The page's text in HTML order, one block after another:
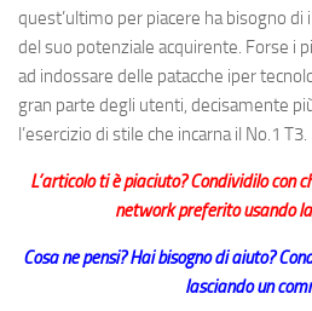
quest’ultimo per piacere ha bisogno
del suo potenziale acquirente. Forse i
ad indossare delle patacche iper
gran parte degli utenti, decisamente
l’esercizio di stile che incarna il No.1 T3.
L’articolo ti è piaciuto? Condividilo con
network preferito usando
Cosa ne pensi? Hai bisogno di aiuto?
lasciando un